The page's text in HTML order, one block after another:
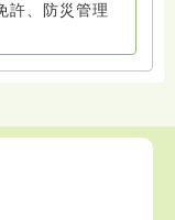
許、防災管理